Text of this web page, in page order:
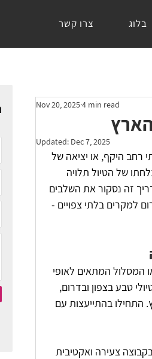
בלוג צרו קשר
Nov 20, 20254 min read
Updated: Dec 7, 2025
רחב היקף, או יציאה של
של הטיול תלויה
זה נסקור את השלבים
למקרים בלתי צפויים -
המסלול המתאים לאופי
טבע בצפון ובדרום,
התחילו בהתייעצות עם
צעירה ואקטיבית